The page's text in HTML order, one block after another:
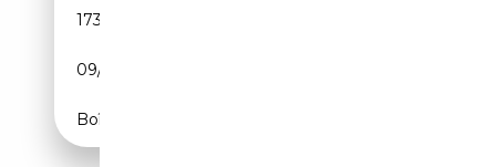
173 000 km
09/2013
Boîte automatique